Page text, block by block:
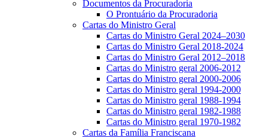
Documentos da Procuradoria
O Prontuário da Procuradoria
Cartas do Ministro Geral
Cartas do Ministro Geral 2024–2030
Cartas do Ministro Geral 2018-2024
Cartas do Ministro Geral 2012–2018
Cartas do Ministro geral 2006-2012
Cartas do Ministro geral 2000-2006
Cartas do Ministro geral 1994-2000
Cartas do Ministro geral 1988-1994
Cartas do Ministro geral 1982-1988
Cartas do Ministro geral 1970-1982
Cartas da Família Franciscana